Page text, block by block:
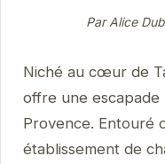
Par Alice
Niché au cœur de
offre une
Provence. Entouré
établissement de